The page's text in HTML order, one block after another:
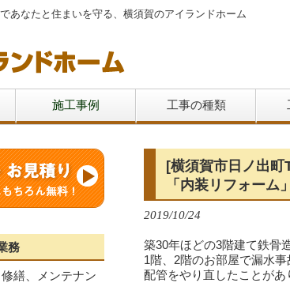
あなたと住まいを守る、横須賀のアイランドホーム
施工事例 工事の種類
[横須賀市日ノ出町
「内装リフォーム」
2019/10/24
築30年ほどの3階建て鉄骨
1階、2階のお部屋で漏水事
配管をやり直したことがあ
務
繕、メンテナン